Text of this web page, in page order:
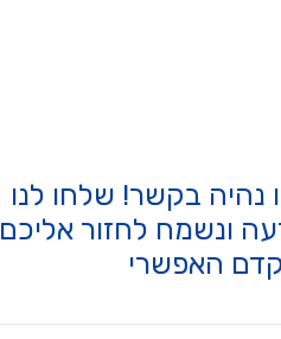
נהיה בקשר! שלחו לנו
ונשמח לחזור אליכם
האפשרי